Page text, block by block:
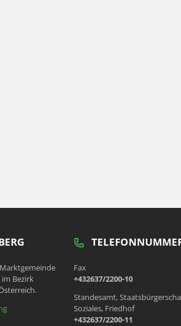
Bezirk
Fax
+432637/2200-10
Standesamt,
Soziales, Friedhof
+432637/2200-11